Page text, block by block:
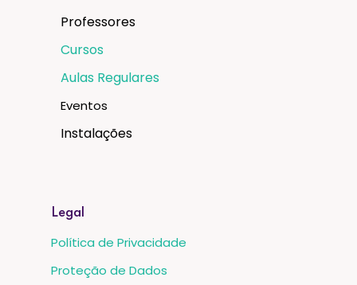
Professores
Cursos
Aulas Regulares
Eventos
Instalações
Legal
Política de Privacidade
Proteção de Dados